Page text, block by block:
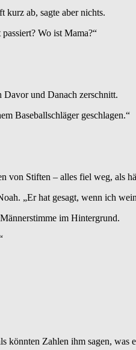
kurz ab, sagte aber nichts.
Wo ist Mama?“
Davor und Danach zerschnitt.
Baseballschläger geschlagen.“
von Stiften – alles fiel weg, als
„Er hat gesagt, wenn ich
im Hintergrund.
könnten Zahlen ihm sagen, was